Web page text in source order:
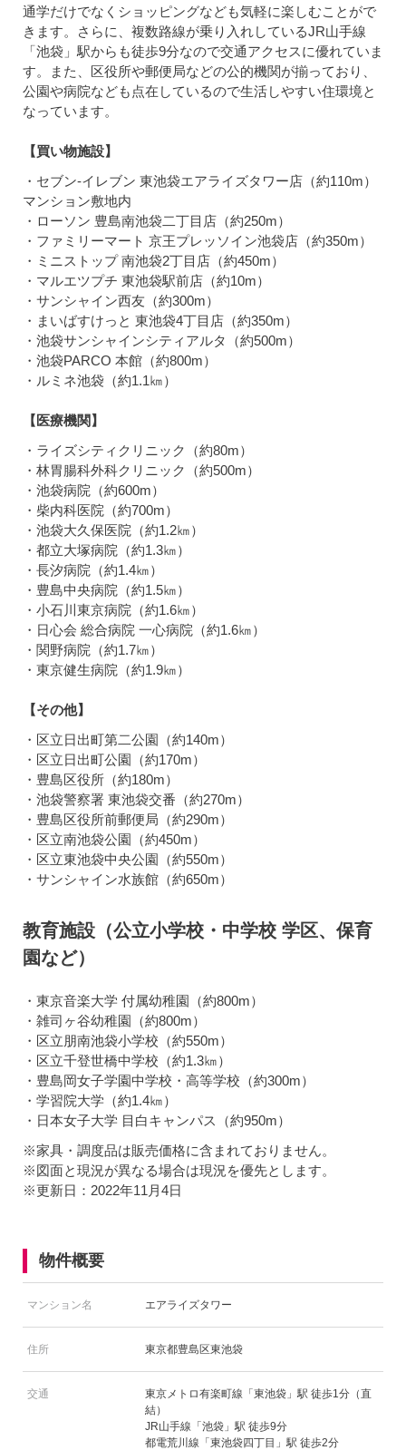
通学だけでなくショッピングなども気軽に楽しむことがで
きます。さらに、複数路線が乗り入れしているJR山手線
「池袋」駅からも徒歩9分なので交通アクセスに優れていま
す。また、区役所や郵便局などの公的機関が揃っており、
公園や病院なども点在しているので生活しやすい住環境と
なっています。
【買い物施設】
・セブン-イレブン 東池袋エアライズタワー店（約110m）
マンション敷地内
・ローソン 豊島南池袋二丁目店（約250m）
・ファミリーマート 京王プレッソイン池袋店（約350m）
・ミニストップ 南池袋2丁目店（約450m）
・マルエツプチ 東池袋駅前店（約10m）
・サンシャイン西友（約300m）
・まいばすけっと 東池袋4丁目店（約350m）
・池袋サンシャインシティアルタ（約500m）
・池袋PARCO 本館（約800m）
・ルミネ池袋（約1.1㎞）
【医療機関】
・ライズシティクリニック（約80m）
・林胃腸科外科クリニック（約500m）
・池袋病院（約600m）
・柴内科医院（約700m）
・池袋大久保医院（約1.2㎞）
・都立大塚病院（約1.3㎞）
・長汐病院（約1.4㎞）
・豊島中央病院（約1.5㎞）
・小石川東京病院（約1.6㎞）
・日心会 総合病院 一心病院（約1.6㎞）
・関野病院（約1.7㎞）
・東京健生病院（約1.9㎞）
【その他】
・区立日出町第二公園（約140m）
・区立日出町公園（約170m）
・豊島区役所（約180m）
・池袋警察署 東池袋交番（約270m）
・豊島区役所前郵便局（約290m）
・区立南池袋公園（約450m）
・区立東池袋中央公園（約550m）
・サンシャイン水族館（約650m）
教育施設（公立小学校・中学校 学区、保育
園など）
・東京音楽大学 付属幼稚園（約800m）
・雑司ヶ谷幼稚園（約800m）
・区立朋南池袋小学校（約550m）
・区立千登世橋中学校（約1.3㎞）
・豊島岡女子学園中学校・高等学校（約300m）
・学習院大学（約1.4㎞）
・日本女子大学 目白キャンパス（約950m）
※家具・調度品は販売価格に含まれておりません。
※図面と現況が異なる場合は現況を優先とします。
※更新日：2022年11月4日
物件概要
マンション名 エアライズタワー
住所 東京都豊島区東池袋
交通
東京メトロ有楽町線「東池袋」駅 徒歩1分（直
結）
JR山手線「池袋」駅 徒歩9分
都電荒川線「東池袋四丁目」駅 徒歩2分